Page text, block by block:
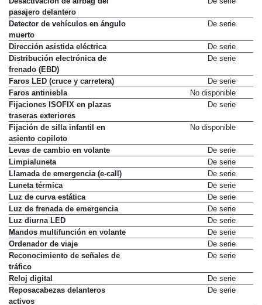
Desactivación de airbag del
pasajero delantero
Detector de vehículos en ángulo
muerto
Dirección asistida eléctrica
De serie
Distribución electrónica de
frenado (EBD)
Faros LED (cruce y carretera)
De serie
Faros antiniebla
No disponible
Fijaciones ISOFIX en plazas
traseras exteriores
Fijación de silla infantil en
asiento copiloto
Levas de cambio en volante
De serie
Limpialuneta
De serie
Llamada de emergencia (e-call)
De serie
Luneta térmica
De serie
Luz de curva estática
De serie
Luz de frenada de emergencia
De serie
Luz diurna LED
De serie
Mandos multifunción en volante
De serie
Ordenador de viaje
De serie
Reconocimiento de señales de
tráfico
Reloj digital
De serie
Reposacabezas delanteros